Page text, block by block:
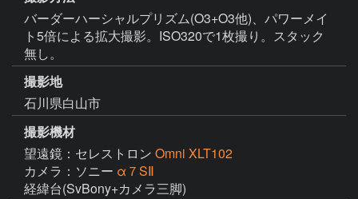
バーダーハーシャルプリズム(O3+O3他)、パワーメイ
ト5倍による拡大撮影。ISO320で1枚撮り。スタック
無し。
撮影地
石川県白山市
撮影機材
望遠鏡：セレストロン Omni XLT102
カメラ：ソニー α７SⅡ
経緯台(SvBony+カメラ三脚)